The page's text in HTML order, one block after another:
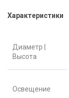
Характеристики
Диаметр |
Высота
Освещение